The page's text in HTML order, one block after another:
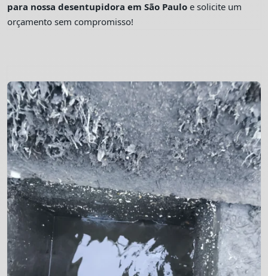
para nossa desentupidora em São Paulo e solicite um
orçamento sem compromisso!